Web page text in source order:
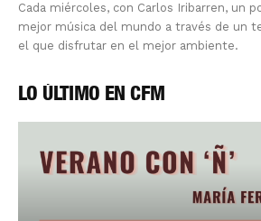
Cada miércoles, con Carlos Iribarren, un
mejor música del mundo a través de un
el que disfrutar en el mejor ambiente.
LO ÚLTIMO EN CFM